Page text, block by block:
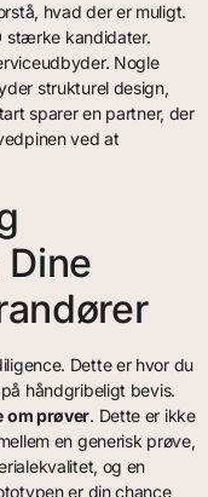
hvad der er muligt.
stærke kandidater.
Nogle
strukturel design,
sparer en partner, der
ved at
Dette er hvor du
håndgribeligt bevis.
om prøver. Dette er ikke
en generisk prøve,
og en
er din chance